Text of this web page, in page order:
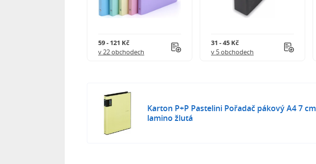
59 - 121 Kč
v 22 obchodech
31 - 45 Kč
v 5 obchodech
Karton P+P Pastelini Pořadač pákový A4 7 cm
lamino žlutá